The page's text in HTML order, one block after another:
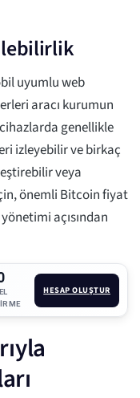
uyumlu web
aracı kurumun
genellikle
izleyebilir ve birkaç
veya
önemli Bitcoin fiyat
açısından
HESAP OLUŞTUR